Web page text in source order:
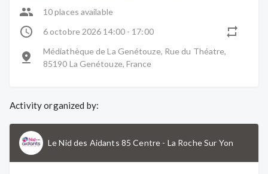
10 places available
6 octobre 2026 14:00 - 17:00
Médiathèque de La Genétouze, Rue du Théatre,
85190 La Genétouze, France
Activity organized by:
Le Nid des Aidants 85 Centre - La Roche Sur Yon